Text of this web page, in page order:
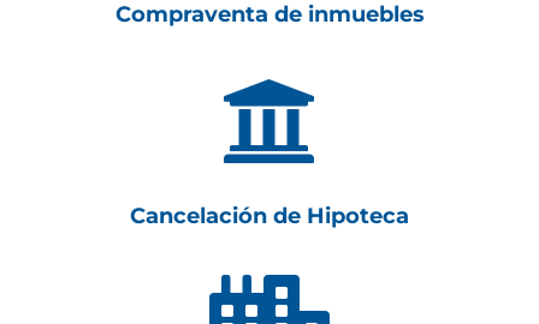
Compraventa de inmuebles

Cancelación de Hipoteca